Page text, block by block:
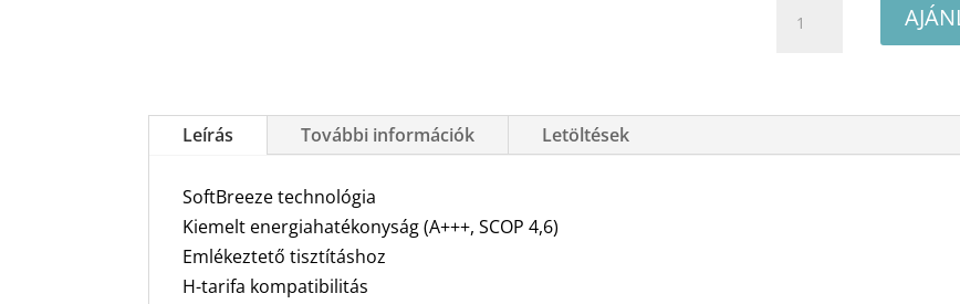
AURA
4
Leírás További információk Letöltések
SoftBreeze technológia
Kiemelt energiahatékonyság (A+++, SCOP 4,6)
Emlékeztető tisztításhoz
H-tarifa kompatibilitás